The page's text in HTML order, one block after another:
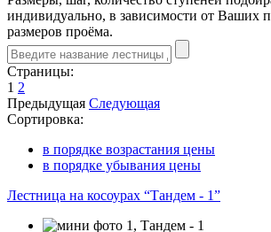
индивидуально, в зависимости от Ваших
размеров проёма.
Страницы:
1 2
Предыдущая Следующая
Сортировка:
в порядке возрастания цены
в порядке убывания цены
Лестница на косоурах “Тандем - 1”